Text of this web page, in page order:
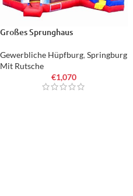
Großes Sprunghaus
Gewerbliche Hüpfburg, Springburg
Mit Rutsche
€1,070